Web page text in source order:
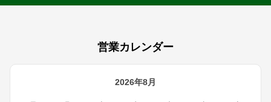
営業カレンダー
2026年8月